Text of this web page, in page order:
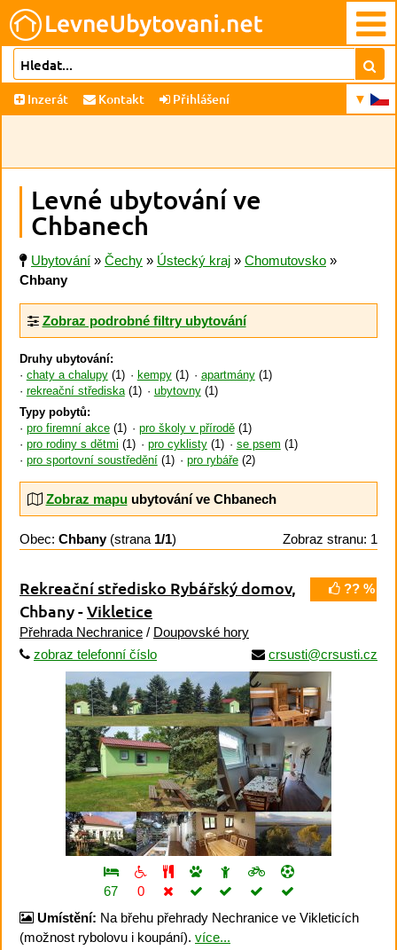
Inzerát Kontakt Přihlášení
Levné ubytování ve
Chbanech
Ubytování » Čechy » Ústecký kraj » Chomutovsko »
Chbany
Zobraz podrobné filtry ubytování
Druhy ubytování:
chaty a chalupy(1) kempy(1) apartmány(1)
rekreační střediska(1) ubytovny(1)
Typy pobytů:
pro firemní akce(1) pro školy v přírodě(1)
pro rodiny s dětmi (1) pro cyklisty(1) se psem (1)
pro sportovní soustředění (1) pro rybáře(2)
Zobraz mapuubytování ve Chbanech
Obec: Chbany(strana 1/1) Zobraz stranu: 1
?? %
Rekreační středisko Rybářský domov,
Chbany -Vikletice
Přehrada Nechranice / Doupovské hory
zobraz telefonní číslo
crsusti@crsusti.cz
67
0
Umístění: Na břehu přehrady Nechranice ve Vikleticích
(možnost rybolovu i koupání). více...